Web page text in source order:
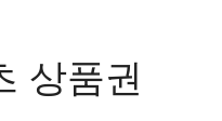
상품권